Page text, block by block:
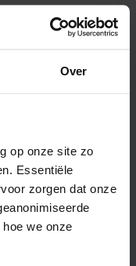
Over
op onze site zo
Essentiële
zorgen dat onze
we onze
1 augustus 2026